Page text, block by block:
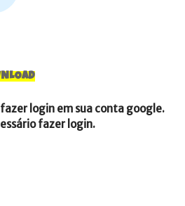
login em sua conta google.
fazer login.